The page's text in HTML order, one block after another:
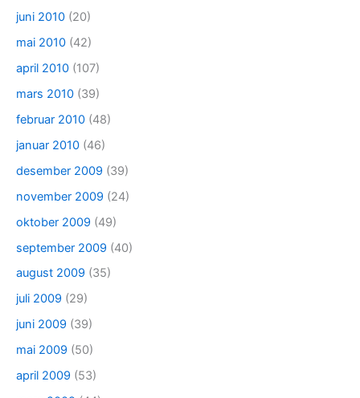
juni 2010 (20)
mai 2010 (42)
april 2010 (107)
mars 2010 (39)
februar 2010 (48)
januar 2010 (46)
desember 2009 (39)
november 2009 (24)
oktober 2009 (49)
september 2009 (40)
august 2009 (35)
juli 2009 (29)
juni 2009 (39)
mai 2009 (50)
april 2009 (53)